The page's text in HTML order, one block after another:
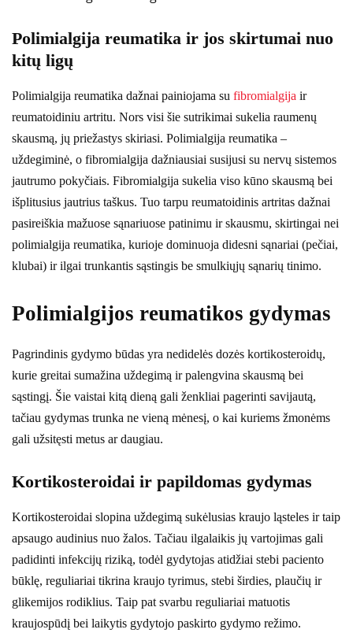
Polimialgija reumatika ir jos skirtumai nuo
kitų ligų
Polimialgija reumatika dažnai painiojama su fibromialgija ir
reumatoidiniu artritu. Nors visi šie sutrikimai sukelia raumenų
skausmą, jų priežastys skiriasi. Polimialgija reumatika –
uždegiminė, o fibromialgija dažniausiai susijusi su nervų sistemos
jautrumo pokyčiais. Fibromialgija sukelia viso kūno skausmą bei
išplitusius jautrius taškus. Tuo tarpu reumatoidinis artritas dažnai
pasireiškia mažuose sąnariuose patinimu ir skausmu, skirtingai nei
polimialgija reumatika, kurioje dominuoja didesni sąnariai (pečiai,
klubai) ir ilgai trunkantis sąstingis be smulkiųjų sąnarių tinimo.
Polimialgijos reumatikos gydymas
Pagrindinis gydymo būdas yra nedidelės dozės kortikosteroidų,
kurie greitai sumažina uždegimą ir palengvina skausmą bei
sąstingį. Šie vaistai kitą dieną gali ženkliai pagerinti savijautą,
tačiau gydymas trunka ne vieną mėnesį, o kai kuriems žmonėms
gali užsitęsti metus ar daugiau.
Kortikosteroidai ir papildomas gydymas
Kortikosteroidai slopina uždegimą sukėlusias kraujo ląsteles ir taip
apsaugo audinius nuo žalos. Tačiau ilgalaikis jų vartojimas gali
padidinti infekcijų riziką, todėl gydytojas atidžiai stebi paciento
būklę, reguliariai tikrina kraujo tyrimus, stebi širdies, plaučių ir
glikemijos rodiklius. Taip pat svarbu reguliariai matuotis
kraujospūdį bei laikytis gydytojo paskirto gydymo režimo.